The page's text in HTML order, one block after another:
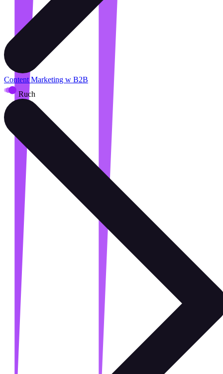
Content Marketing w B2B
Ruch